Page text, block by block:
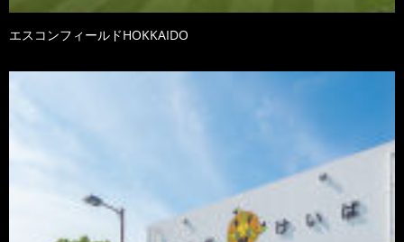
エスコンフィールドHOKKAIDO